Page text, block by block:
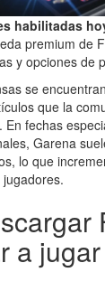
habilitadas
premium de
y opciones de
se
que la
En fechas
Garena
lo que
a